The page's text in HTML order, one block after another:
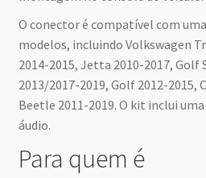
O conector é compatível com
modelos, incluindo Volkswagen
2014-2015, Jetta 2010-2017, Golf
2013/2017-2019, Golf 2012-2015,
Beetle 2011-2019. O kit inclui
áudio.
Para quem é